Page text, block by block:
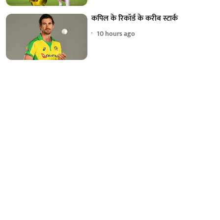
कपिल के रिकॉर्ड के करीब स्टार्क
10 hours ago